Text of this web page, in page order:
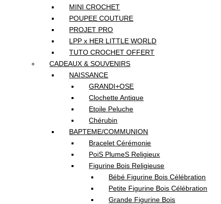
MINI CROCHET
POUPEE COUTURE
PROJET PRO
LPP x HER LITTLE WORLD
TUTO CROCHET OFFERT
CADEAUX & SOUVENIRS
NAISSANCE
GRANDI+OSE
Clochette Antique
Etoile Peluche
Chérubin
BAPTEME/COMMUNION
Bracelet Cérémonie
PoiS PlumeS Religieux
Figurine Bois Religieuse
Bébé Figurine Bois Célébration
Petite Figurine Bois Célébration
Grande Figurine Bois